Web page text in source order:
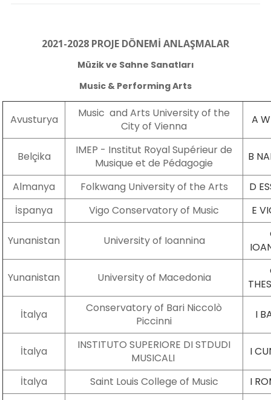
2021-2028 PROJE DÖNEMİ ANLAŞMALAR
Müzik ve Sahne Sanatları
Music & Performing Arts
Avusturya
Music and Arts University of the
City of Vienna
A
Belçika
IMEP - Institut Royal Supérieur de
Musique et de Pédagogie
B
Almanya Folkwang University of the Arts
D
İspanya
Vigo Conservatory of Music E
Yunanistan University of Ioannina
Yunanistan University of Macedonia
İtalya
Conservatory of Bari Niccolò
Piccinni
I
İtalya
INSTITUTO SUPERIORE DI STDUDI
MUSICALI
I
İtalya Saint Louis College of Music I